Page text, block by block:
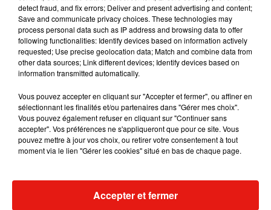
7 août 2026
Angèle et Amélie Lens dévoilent leur
collaboration tant attendue
6 août 2026
Il y a 10 ans, DJ Snake changeait de
dimension avec son premier...
detect fraud, and fix errors; Deliver and present advertising and content;
Save and communicate privacy choices. These technologies may
process personal data such as IP address and browsing data to offer
following functionalities: Identify devices based on information actively
requested; Use precise geolocation data; Match and combine data from
other data sources; Link different devices; Identify devices based on
information transmitted automatically.
Vous pouvez accepter en cliquant sur "Accepter et fermer", ou affiner en
sélectionnant les finalités et/ou partenaires dans "Gérer mes choix".
Vous pouvez également refuser en cliquant sur "Continuer sans
accepter". Vos préférences ne s'appliqueront que pour ce site. Vous
pouvez mettre à jour vos choix, ou retirer votre consentement à tout
moment via le lien "Gérer les cookies" situé en bas de chaque page.
Accepter et fermer